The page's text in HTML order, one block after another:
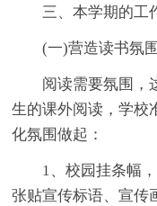
三、本学期的工
(一)营造读书氛围
阅读需要氛围，
生的课外阅读，学校
化氛围做起：
1、校园挂条幅
张贴宣传标语、宣传